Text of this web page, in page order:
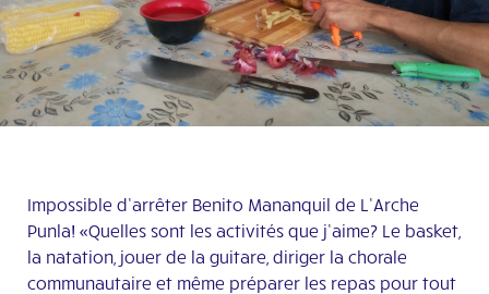
Impossible d’arrêter Benito Mananquil de L’Arche
Punla! «Quelles sont les activités que j’aime? Le basket,
la natation, jouer de la guitare, diriger la chorale
communautaire et même préparer les repas pour tout